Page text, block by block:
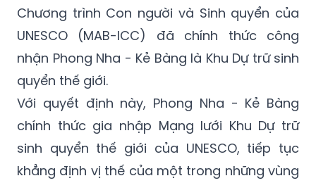
Chương trình Con người và Sinh quyển của
UNESCO (MAB-ICC) đã chính thức công
nhận Phong Nha - Kẻ Bàng là Khu Dự trữ sinh
quyển thế giới.
Với quyết định này, Phong Nha - Kẻ Bàng
chính thức gia nhập Mạng lưới Khu Dự trữ
sinh quyển thế giới của UNESCO, tiếp tục
khẳng định vị thế của một trong những vùng